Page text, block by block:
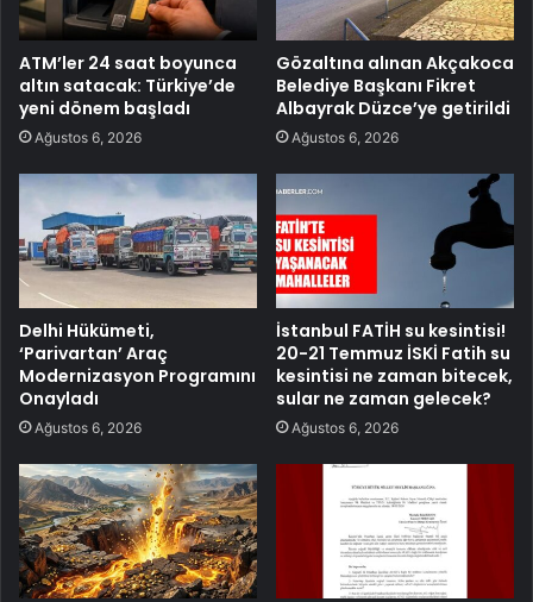
ATM’ler 24 saat boyunca
altın satacak: Türkiye’de
yeni dönem başladı
Ağustos 6, 2026
Gözaltına alınan Akçakoca
Belediye Başkanı Fikret
Albayrak Düzce’ye getirildi
Ağustos 6, 2026
Delhi Hükümeti,
‘Parivartan’ Araç
Modernizasyon Programını
Onayladı
Ağustos 6, 2026
İstanbul FATİH su kesintisi!
20-21 Temmuz İSKİ Fatih su
kesintisi ne zaman bitecek,
sular ne zaman gelecek?
Ağustos 6, 2026